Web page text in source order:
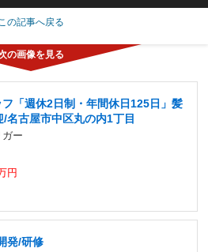
この記事へ戻る
フ「週休2日制・年間休日125日」髪
名古屋市中区丸の内1丁目
ー
円
発/研修